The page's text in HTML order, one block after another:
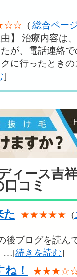
( 総合ペー
】 治療内容は
が、電話連絡
に行ったとき
]
ィース吉
コミ
た ★★★★★ (
後ブログを読ん
…[続きを読む]
！